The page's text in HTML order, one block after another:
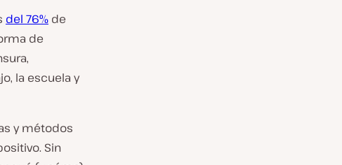
del 76% de
de
la escuela y
y métodos
Sin